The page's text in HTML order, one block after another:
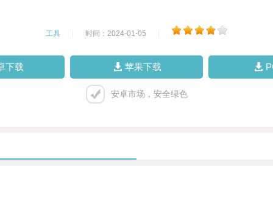
工具 时间：2024-01-05
下载 苹果下载
安卓市场，安全绿色